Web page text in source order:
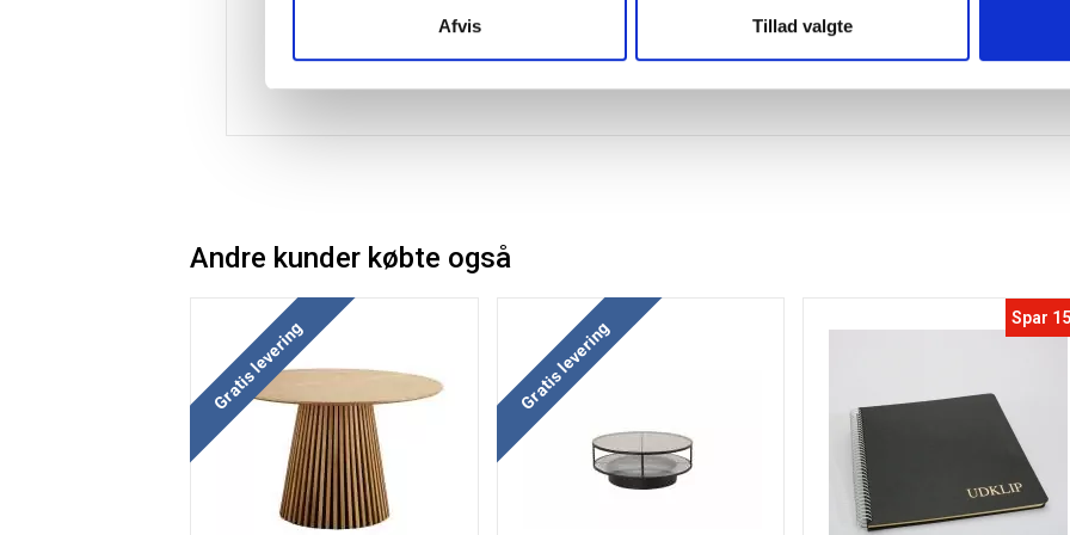
Afvis Tillad valgte
Andre kunder købte også
Gratis levering Gratis levering Spar